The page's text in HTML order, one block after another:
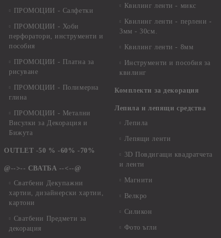
ПРОМОЦИИ - Салфетки
ПРОМОЦИИ - Хоби
перфоратори, инструменти и
пособия
ПРОМОЦИИ - Платна за
рисуване
ПРОМОЦИИ - Полимерна
глина
ПРОМОЦИИ - Метални
Висулки за Декорация и
Бижута
OUTLET -50 % -60% -70%
@-->-- СВАТБА --<--@
Сватбени Декупажни
хартии, дизайнерски хартии,
картони
Сватбени Предмети за
декорация
Квилинг ленти - микс
Квилинг ленти - перлени -
3мм - 30см.
Квилинг ленти - 8мм
Инструменти и пособия за
квилинг
Комплекти за декорация
Лепила и лепящи средства
Лепила
Лепящи ленти
3D Повдигащи квадратчета
и ленти
Магнити
Велкро
Силикон
Фото ъгли